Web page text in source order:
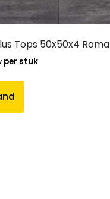
Tops 50x50x4 Roma
per stuk